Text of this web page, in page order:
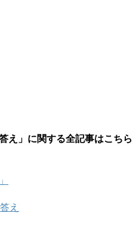
え」に関する全記事はこちら
え